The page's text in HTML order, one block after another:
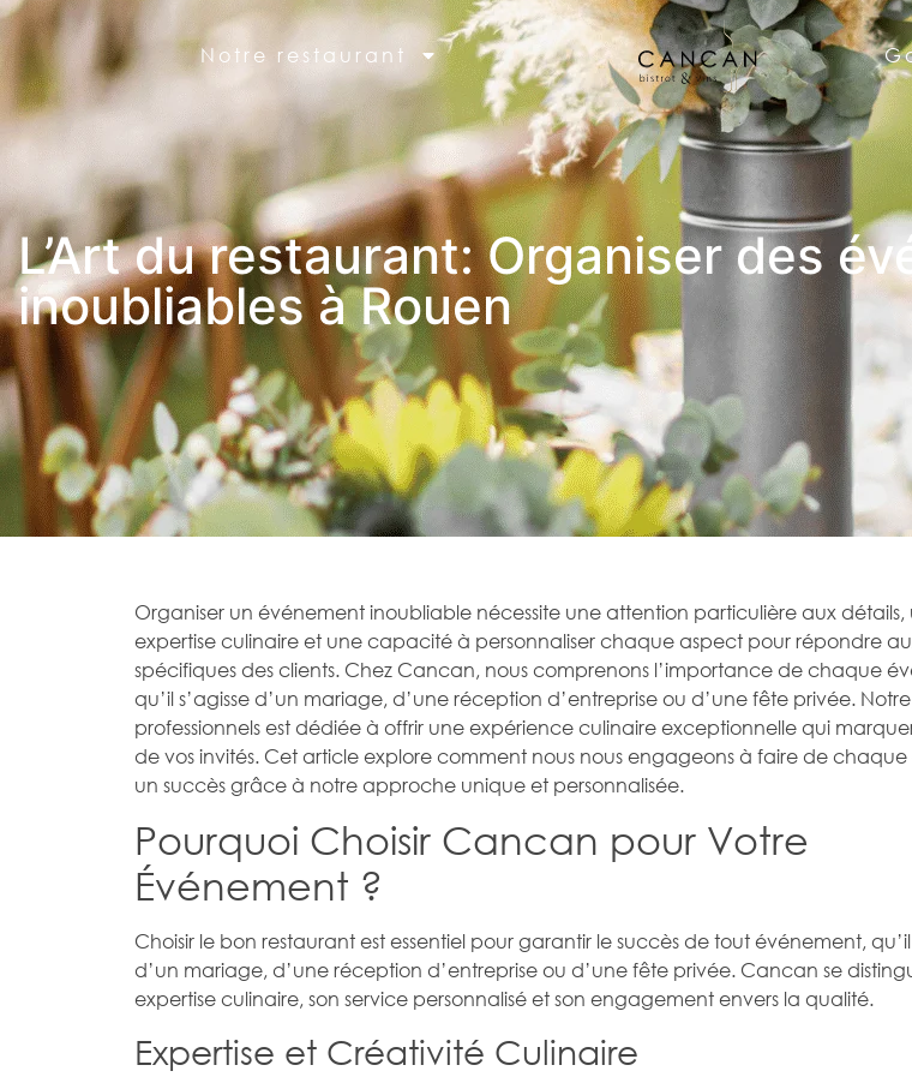
Notre restaurant
L’Art du restaurant: Organiser des
inoubliables à Rouen
Organiser un événement inoubliable nécessite une attention particulière aux détails,
expertise culinaire et une capacité à personnaliser chaque aspect pour répondre
spécifiques des clients. Chez Cancan, nous comprenons l’importance de chaque
qu’il s’agisse d’un mariage, d’une réception d’entreprise ou d’une fête privée.
professionnels est dédiée à offrir une expérience culinaire exceptionnelle qui
de vos invités. Cet article explore comment nous nous engageons à faire de
un succès grâce à notre approche unique et personnalisée.
Pourquoi Choisir Cancan pour Votre
Événement ?
Choisir le bon restaurant est essentiel pour garantir le succès de tout événement, qu’il
d’un mariage, d’une réception d’entreprise ou d’une fête privée. Cancan se
expertise culinaire, son service personnalisé et son engagement envers la qualité.
Expertise et Créativité Culinaire